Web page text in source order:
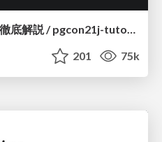
実際に使うSQLの書き方 徹底解説 / pgcon21j-tutorial
201 75k